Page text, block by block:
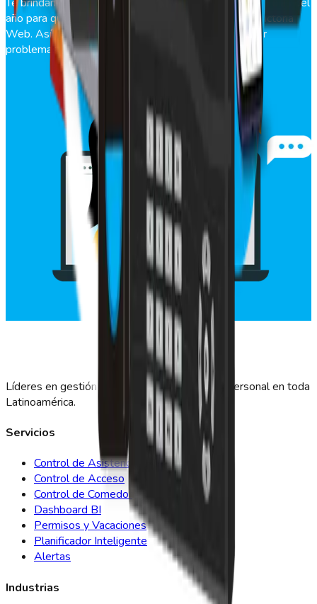
año para que puedas conocer a la perfección el GeoVictoria
Web. Así también podrás resolver dudas y solucionar
problemas.
Líderes en gestión de asistencia y control de personal en toda
Latinoamérica.
Servicios
Control de Asistencia
Control de Acceso
Control de Comedor
Dashboard BI
Permisos y Vacaciones
Planificador Inteligente
Alertas
Industrias